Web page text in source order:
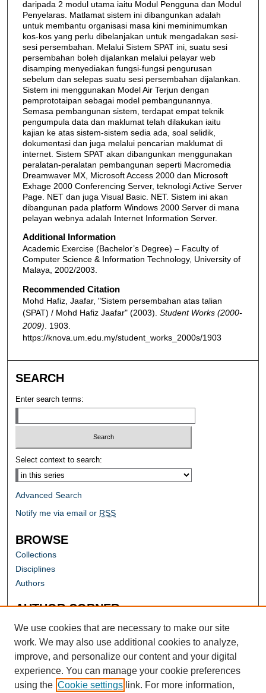
daripada 2 modul utama iaitu Modul Pengguna dan Modul
Penyelaras. Matlamat sistem ini dibangunkan adalah
untuk membantu organisasi masa kini meminimumkan
kos-kos yang perlu dibelanjakan untuk mengadakan sesi-
sesi persembahan. Melalui Sistem SPAT ini, suatu sesi
persembahan boleh dijalankan melalui pelayar web
disamping menyediakan fungsi-fungsi pengurusan
sebelum dan selepas suatu sesi persembahan dijalankan.
Sistem ini menggunakan Model Air Terjun dengan
pemprototaipan sebagai model pembangunannya.
Semasa pembangunan sistem, terdapat empat teknik
pengumpula data dan maklumat telah dilakukan iaitu
kajian ke atas sistem-sistem sedia ada, soal selidik,
dokumentasi dan juga melalui pencarian maklumat di
internet. Sistem SPAT akan dibangunkan menggunakan
peralatan-peralatan pembangunan seperti Macromedia
Dreamwaver MX, Microsoft Access 2000 dan Microsoft
Exhage 2000 Conferencing Server, teknologi Active Server
Page. NET dan juga Visual Basic. NET. Sistem ini akan
dibangunan pada platform Windows 2000 Server di mana
pelayan webnya adalah Internet Information Server.
Additional Information
Academic Exercise (Bachelor’s Degree) – Faculty of
Computer Science & Information Technology, University of
Malaya, 2002/2003.
Recommended Citation
Mohd Hafiz, Jaafar, "Sistem persembahan atas talian
(SPAT) / Mohd Hafiz Jaafar" (2003). Student Works (2000-
2009) . 1903.
https://knova.um.edu.my/student_works_2000s/1903
SEARCH
Enter search terms:
Select context to search:
Advanced Search
Notify me via email or RSS
BROWSE
Collections
Disciplines
Authors
AUTHOR CORNER
Author FAQ
We use cookies that are necessary to make our site
work. We may also use additional cookies to analyze,
improve, and personalize our content and your digital
experience. You can manage your cookie preferences
using the Cookie settings link. For more information,